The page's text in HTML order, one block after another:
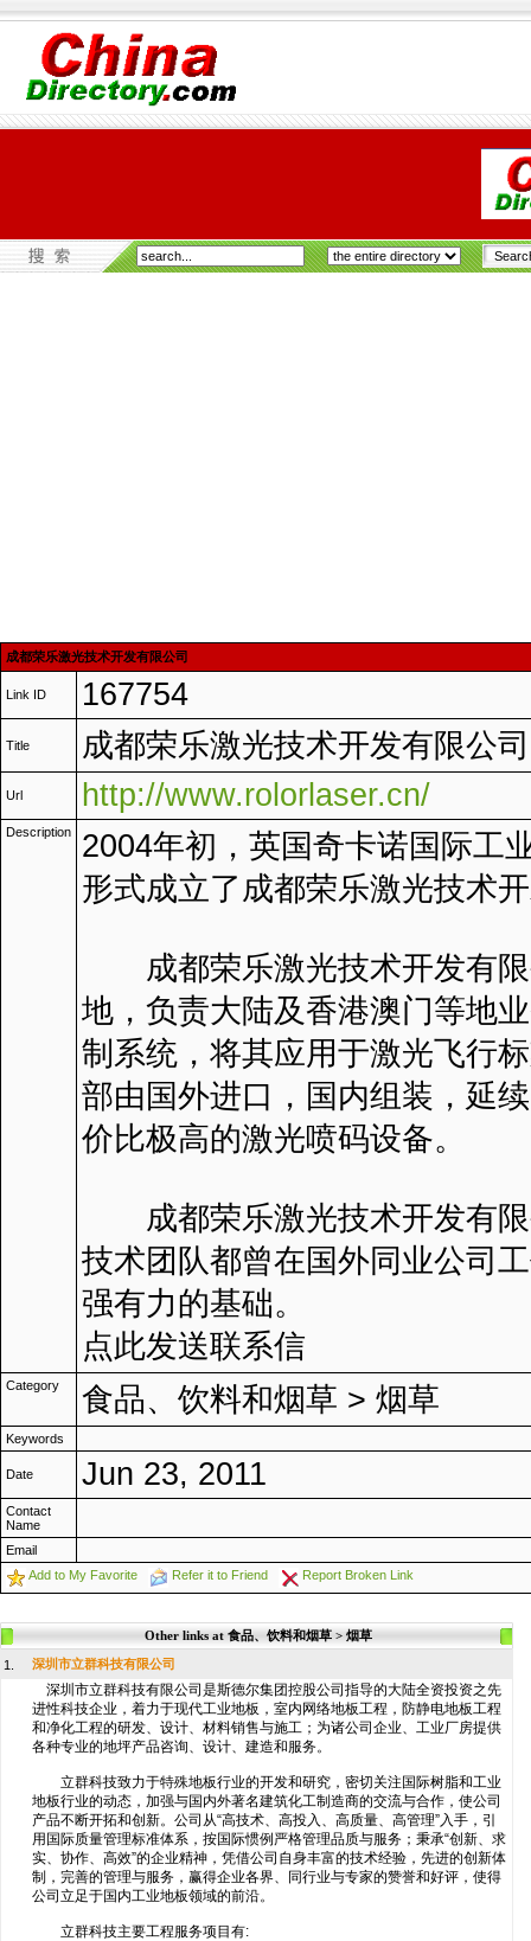
成都荣乐激光技术开发有限公司
Link ID 167754
Title 成都荣乐激光技术开发有限公司
Url http://www.rolorlaser.cn/
Description
2004年初，英国奇卡诺国际工
形式成立了成都荣乐激光技术
成都荣乐激光技术开发有限
地，负责大陆及香港澳门等地
制系统，将其应用于激光飞行
部由国外进口，国内组装，延
价比极高的激光喷码设备。
成都荣乐激光技术开发有限
技术团队都曾在国外同业公司
强有力的基础。
点此发送联系信
Category 食品、饮料和烟草 > 烟草
Keywords
Date Jun 23, 2011
Contact
Name
Email
Add to My Favorite
Refer it to Friend Report Broken Link
Other links at 食品、饮料和烟草 > 烟草
1. 深圳市立群科技有限公司
深圳市立群科技有限公司是斯德尔集团控股公司指导的大陆全资投资之先
进性科技企业，着力于现代工业地板，室内网络地板工程，防静电地板工程
和净化工程的研发、设计、材料销售与施工；为诸公司企业、工业厂房提供
各种专业的地坪产品咨询、设计、建造和服务。
立群科技致力于特殊地板行业的开发和研究，密切关注国际树脂和工业
地板行业的动态，加强与国内外著名建筑化工制造商的交流与合作，使公司
产品不断开拓和创新。公司从“高技术、高投入、高质量、高管理”入手，引
用国际质量管理标准体系，按国际惯例严格管理品质与服务；秉承“创新、求
实、协作、高效”的企业精神，凭借公司自身丰富的技术经验，先进的创新体
制，完善的管理与服务，赢得企业各界、同行业与专家的赞誉和好评，使得
公司立足于国内工业地板领域的前沿。
立群科技主要工程服务项目有: